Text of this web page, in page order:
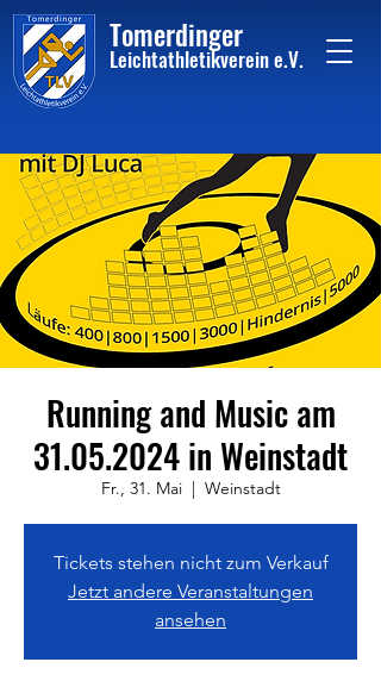
Tomerdinger
Leichtathletikvereine.V.
Running and Music am
31.05.2024 in Weinstadt
Fr., 31. Mai
  |
Weinstadt
Tickets stehen nicht zum Verkauf
Jetzt andere Veranstaltungen
ansehen